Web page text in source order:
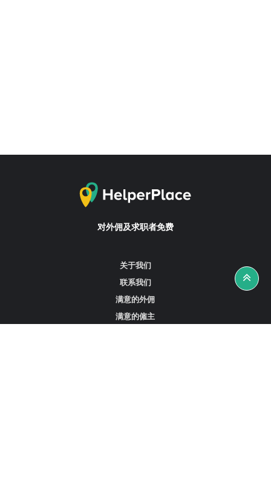
对外佣及求职者免费
关于我们
联系我们
满意的外佣
满意的僱主